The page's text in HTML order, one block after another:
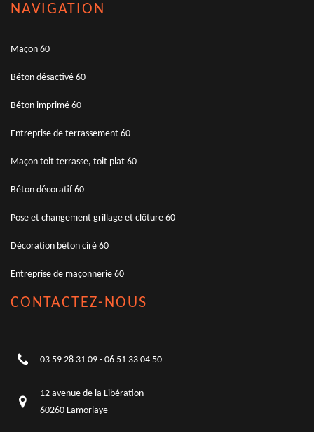
NAVIGATION
Maçon 60
Béton désactivé 60
Béton imprimé 60
Entreprise de terrassement 60
Maçon toit terrasse, toit plat 60
Béton décoratif 60
Pose et changement grillage et clôture 60
Décoration béton ciré 60
Entreprise de maçonnerie 60
CONTACTEZ-NOUS
03 59 28 31 09 - 06 51 33 04 50
12 avenue de la Libération
60260 Lamorlaye